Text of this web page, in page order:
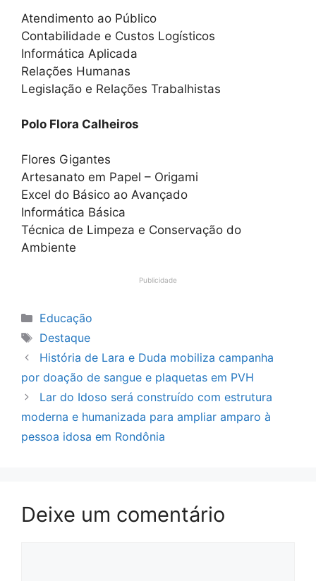
Atendimento ao Público
Contabilidade e Custos Logísticos
Informática Aplicada
Relações Humanas
Legislação e Relações Trabalhistas
Polo Flora Calheiros
Flores Gigantes
Artesanato em Papel – Origami
Excel do Básico ao Avançado
Informática Básica
Técnica de Limpeza e Conservação do
Ambiente
Publicidade
Categorias
Educação
Tags
Destaque
História de Lara e Duda mobiliza campanha
por doação de sangue e plaquetas em PVH
Lar do Idoso será construído com estrutura
moderna e humanizada para ampliar amparo à
pessoa idosa em Rondônia
Deixe um comentário